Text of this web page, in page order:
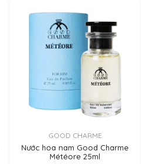
GOOD CHARME
Nước hoa nam Good Charme
Météore 25ml